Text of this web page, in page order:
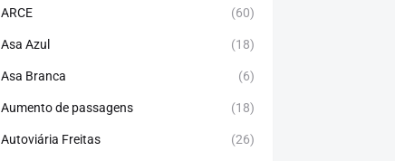
ARCE (60)
Asa Azul (18)
Asa Branca (6)
Aumento de passagens (18)
Autoviária Freitas (26)